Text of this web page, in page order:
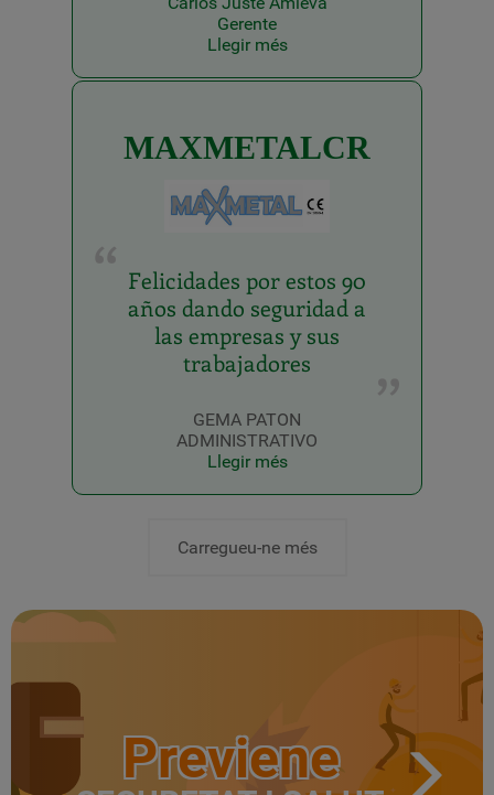
Gerente
Llegir més
MAXMETALCR
Felicidades por estos 90
años dando seguridad a
las empresas y sus
trabajadores
GEMA PATON
ADMINISTRATIVO
Llegir més
Carregueu-ne més
Previene